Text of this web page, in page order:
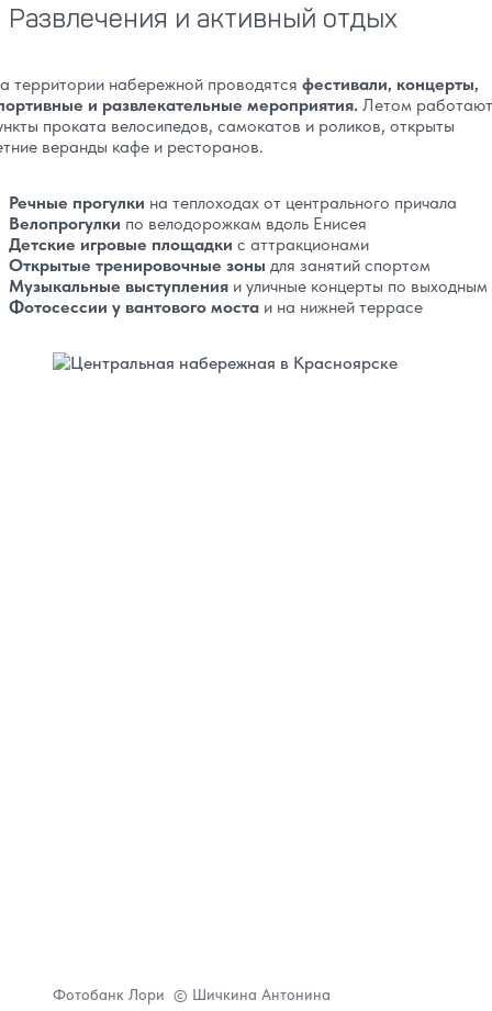
Развлечения и активный отдых
территории набережной проводятся фестивали, концерты,
и развлекательные мероприятия. Летом работают
проката велосипедов, самокатов и роликов, открыты
веранды кафе и ресторанов.
Речные прогулки на теплоходах от центрального причала
Велопрогулки по велодорожкам вдоль Енисея
Детские игровые площадки с аттракционами
Открытые тренировочные зоны для занятий спортом
Музыкальные выступления и уличные концерты по выходным
Фотосессии у вантового моста и на нижней террасе
Фотобанк Лори © Шичкина Антонина